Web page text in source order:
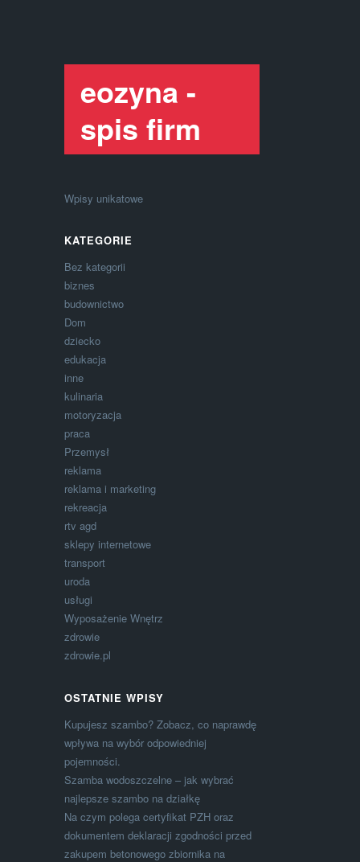
eozyna -
spis firm
Wpisy unikatowe
KATEGORIE
Bez kategorii
biznes
budownictwo
Dom
dziecko
edukacja
inne
kulinaria
motoryzacja
praca
Przemysł
reklama
reklama i marketing
rekreacja
rtv agd
sklepy internetowe
transport
uroda
usługi
Wyposażenie Wnętrz
zdrowie
zdrowie.pl
OSTATNIE WPISY
Kupujesz szambo? Zobacz, co naprawdę
wpływa na wybór odpowiedniej
pojemności.
Szamba wodoszczelne – jak wybrać
najlepsze szambo na działkę
Na czym polega certyfikat PZH oraz
dokumentem deklaracji zgodności przed
zakupem betonowego zbiornika na